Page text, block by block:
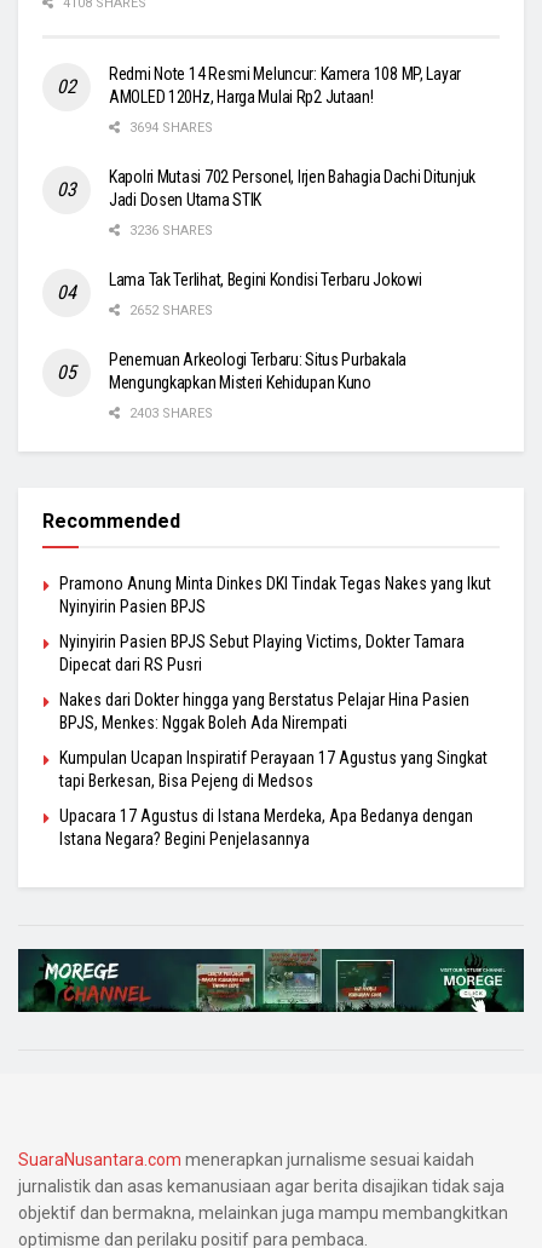
4108 SHARES
Redmi Note 14 Resmi Meluncur: Kamera 108 MP, Layar
AMOLED 120Hz, Harga Mulai Rp2 Jutaan!
3694 SHARES
Kapolri Mutasi 702 Personel, Irjen Bahagia Dachi Ditunjuk
Jadi Dosen Utama STIK
3236 SHARES
Lama Tak Terlihat, Begini Kondisi Terbaru Jokowi
2652 SHARES
Penemuan Arkeologi Terbaru: Situs Purbakala
Mengungkapkan Misteri Kehidupan Kuno
2403 SHARES
Recommended
Pramono Anung Minta Dinkes DKI Tindak Tegas Nakes yang Ikut
Nyinyirin Pasien BPJS
Nyinyirin Pasien BPJS Sebut Playing Victims, Dokter Tamara
Dipecat dari RS Pusri
Nakes dari Dokter hingga yang Berstatus Pelajar Hina Pasien
BPJS, Menkes: Nggak Boleh Ada Nirempati
Kumpulan Ucapan Inspiratif Perayaan 17 Agustus yang Singkat
tapi Berkesan, Bisa Pejeng di Medsos
Upacara 17 Agustus di Istana Merdeka, Apa Bedanya dengan
Istana Negara? Begini Penjelasannya
SuaraNusantara.com menerapkan jurnalisme sesuai kaidah
jurnalistik dan asas kemanusiaan agar berita disajikan tidak saja
objektif dan bermakna, melainkan juga mampu membangkitkan
optimisme dan perilaku positif para pembaca.